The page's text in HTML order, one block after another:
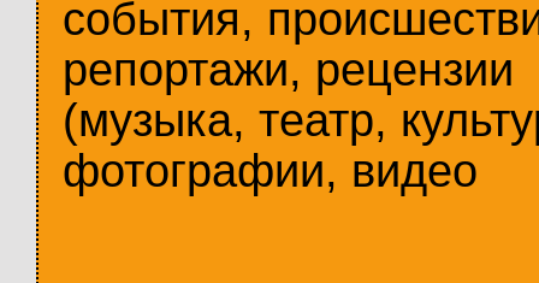
события,
репортажи, рецензии
(музыка, театр,
фотографии, видео